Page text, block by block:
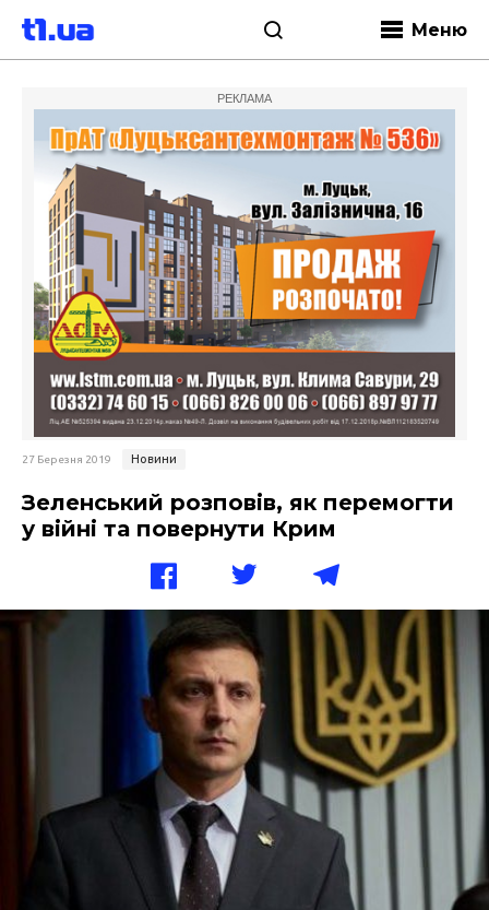
Меню
РЕКЛАМА
27 Березня 2019 Новини
Зеленський розповів, як перемогти
у війні та повернути Крим